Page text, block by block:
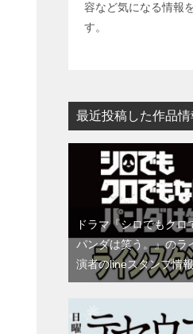
容など気になる情報
す。
最近投稿した作品情
ドラマ『シロでもクロ
パンダは笑う。』のラ
演者のlineスタンプ情報